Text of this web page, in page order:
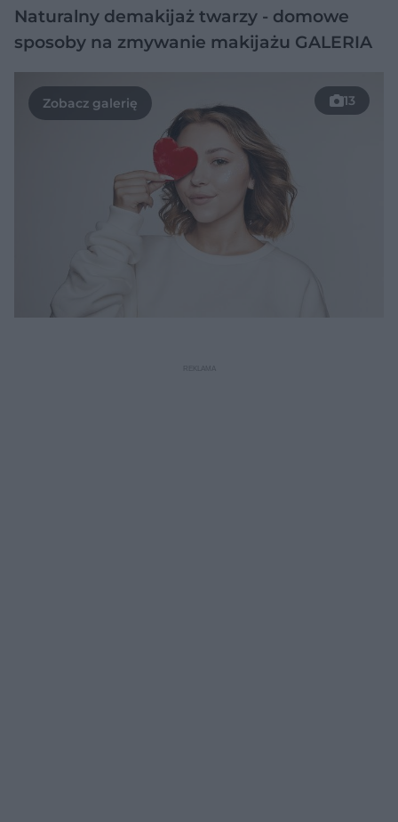
Naturalny demakijaż twarzy - domowe
sposoby na zmywanie makijażu GALERIA
13